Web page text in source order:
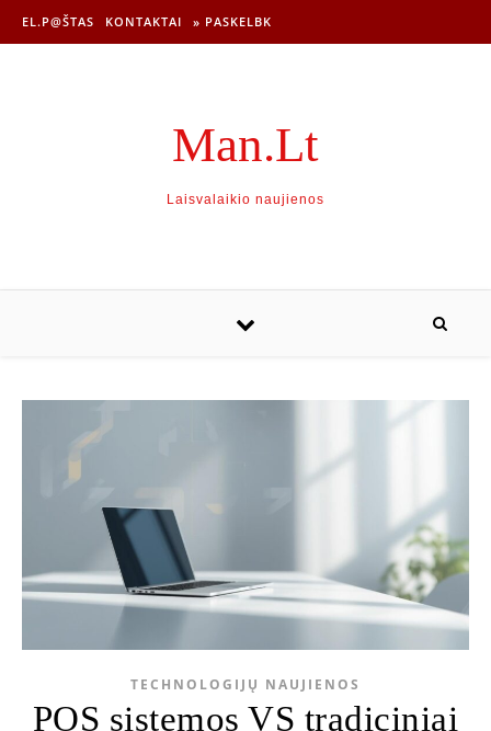
EL.P@ŠTAS KONTAKTAI » PASKELBK
Man.Lt
Laisvalaikio naujienos
TECHNOLOGIJŲ NAUJIENOS
POS sistemos VS tradiciniai